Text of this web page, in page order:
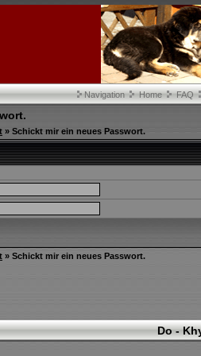
Navigation Home FAQ
» Schickt mir ein neues Passwort.
» Schickt mir ein neues Passwort.
Do -